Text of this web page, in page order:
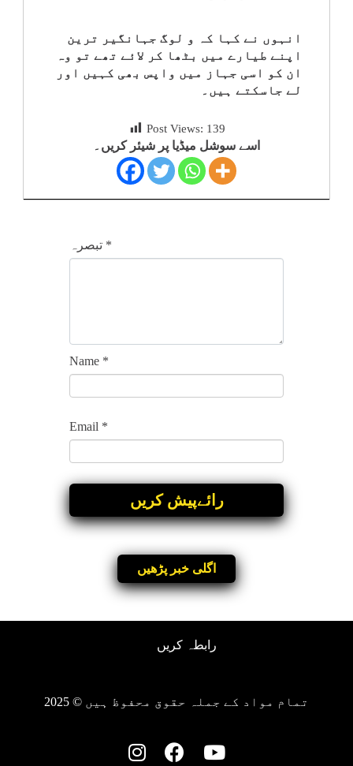
انہوں نے کہا کہ و لوگ جہانگیر ترین
اپنے طیارے میں بٹھا کر لائے تھے تو وہ
ان کو اسی جہاز میں واپس بھی کہیں اور
لے جاسکتے ہیں۔
Post Views: 139
اسے سوشل میڈیا پر شیئر کریں۔
تبصرہ *
Name *
Email *
اگلی خبر پڑھیں
رابطہ کریں
تمام مواد کے جملہ حقوق محفوظ ہیں © 2025